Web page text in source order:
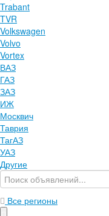
Trabant
TVR
Volkswagen
Volvo
Vortex
ВАЗ
ГАЗ
ЗАЗ
ИЖ
Москвич
Таврия
ТагАЗ
УАЗ
Другие
Все регионы